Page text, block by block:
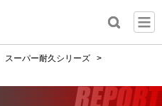
スーパー耐久シリーズ
>